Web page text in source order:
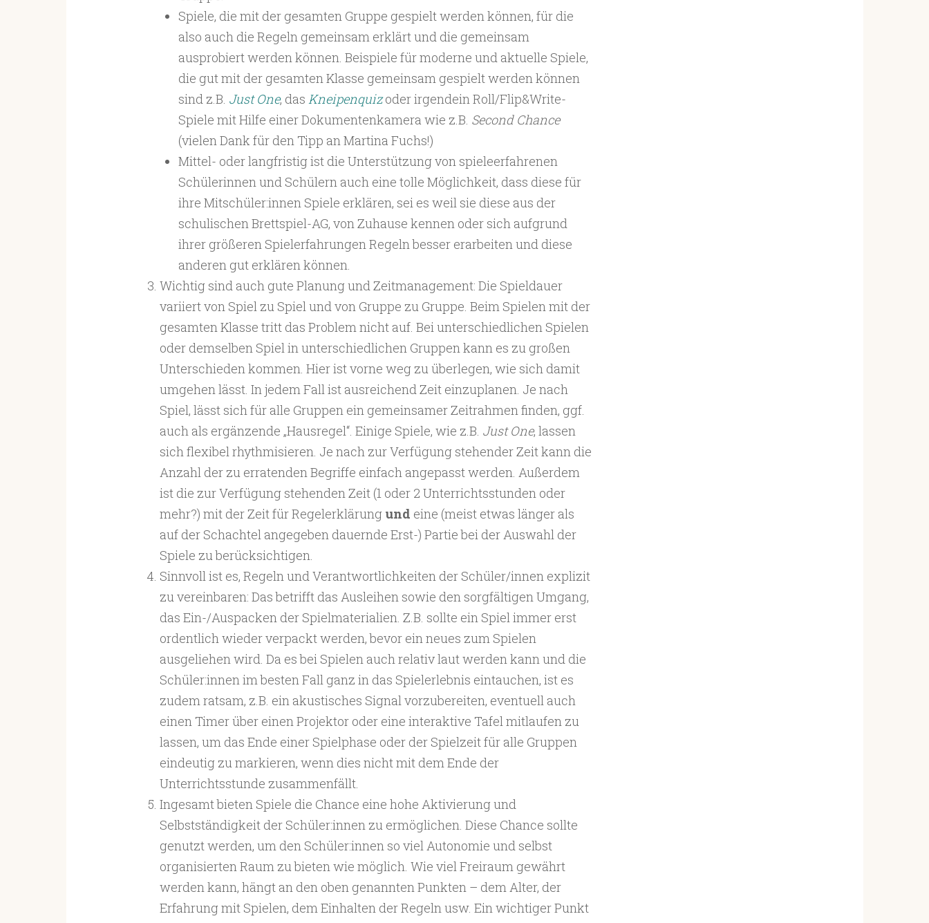
Spiele, die mit der gesamten Gruppe gespielt werden können, für die
also auch die Regeln gemeinsam erklärt und die gemeinsam
ausprobiert werden können. Beispiele für moderne und aktuelle Spiele,
die gut mit der gesamten Klasse gemeinsam gespielt werden können
sind z.B. Just One, das Kneipenquiz oder irgendein Roll/Flip&Write-
Spiele mit Hilfe einer Dokumentenkamera wie z.B. Second Chance
(vielen Dank für den Tipp an Martina Fuchs!)
Mittel- oder langfristig ist die Unterstützung von spieleerfahrenen
Schülerinnen und Schülern auch eine tolle Möglichkeit, dass diese für
ihre Mitschüler:innen Spiele erklären, sei es weil sie diese aus der
schulischen Brettspiel-AG, von Zuhause kennen oder sich aufgrund
ihrer größeren Spielerfahrungen Regeln besser erarbeiten und diese
anderen gut erklären können.
Wichtig sind auch gute Planung und Zeitmanagement: Die Spieldauer
variiert von Spiel zu Spiel und von Gruppe zu Gruppe. Beim Spielen mit der
gesamten Klasse tritt das Problem nicht auf. Bei unterschiedlichen Spielen
oder demselben Spiel in unterschiedlichen Gruppen kann es zu großen
Unterschieden kommen. Hier ist vorne weg zu überlegen, wie sich damit
umgehen lässt. In jedem Fall ist ausreichend Zeit einzuplanen. Je nach
Spiel, lässt sich für alle Gruppen ein gemeinsamer Zeitrahmen finden, ggf.
auch als ergänzende „Hausregel“. Einige Spiele, wie z.B. Just One, lassen
sich flexibel rhythmisieren. Je nach zur Verfügung stehender Zeit kann die
Anzahl der zu erratenden Begriffe einfach angepasst werden. Außerdem
ist die zur Verfügung stehenden Zeit (1 oder 2 Unterrichtsstunden oder
mehr?) mit der Zeit für Regelerklärung und eine (meist etwas länger als
auf der Schachtel angegeben dauernde Erst-) Partie bei der Auswahl der
Spiele zu berücksichtigen.
Sinnvoll ist es, Regeln und Verantwortlichkeiten der Schüler/innen explizit
zu vereinbaren: Das betrifft das Ausleihen sowie den sorgfältigen Umgang,
das Ein-/Auspacken der Spielmaterialien. Z.B. sollte ein Spiel immer erst
ordentlich wieder verpackt werden, bevor ein neues zum Spielen
ausgeliehen wird. Da es bei Spielen auch relativ laut werden kann und die
Schüler:innen im besten Fall ganz in das Spielerlebnis eintauchen, ist es
zudem ratsam, z.B. ein akustisches Signal vorzubereiten, eventuell auch
einen Timer über einen Projektor oder eine interaktive Tafel mitlaufen zu
lassen, um das Ende einer Spielphase oder der Spielzeit für alle Gruppen
eindeutig zu markieren, wenn dies nicht mit dem Ende der
Unterrichtsstunde zusammenfällt.
Ingesamt bieten Spiele die Chance eine hohe Aktivierung und
Selbstständigkeit der Schüler:innen zu ermöglichen. Diese Chance sollte
genutzt werden, um den Schüler:innen so viel Autonomie und selbst
organisierten Raum zu bieten wie möglich. Wie viel Freiraum gewährt
werden kann, hängt an den oben genannten Punkten – dem Alter, der
Erfahrung mit Spielen, dem Einhalten der Regeln usw. Ein wichtiger Punkt